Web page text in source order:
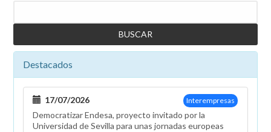
Destacados
Interempresas
17/07/2026
Democratizar Endesa, proyecto invitado por la
Universidad de Sevilla para unas jornadas europeas